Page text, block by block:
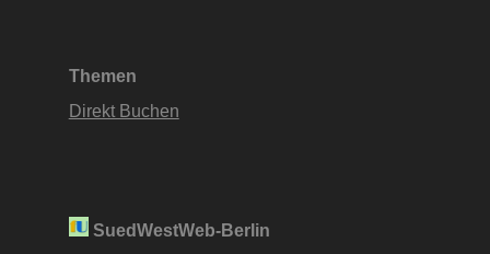
Themen
Direkt Buchen
SuedWestWeb-Berlin